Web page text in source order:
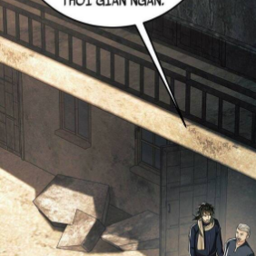
Hệ Thống
Kinh Dị
Ngôn Tình
Thanh xuân - Vườn trường
Truyện AI